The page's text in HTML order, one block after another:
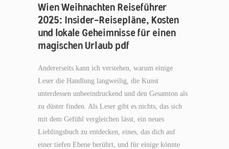
Wien Weihnachten Reiseführer
2025: Insider-Reisepläne, Kosten
und lokale Geheimnisse für einen
magischen Urlaub pdf
Andererseits kann ich verstehen, warum einige
Leser die Handlung langweilig, die Kunst
unterdessen unbeeindruckend und den Gesamton als
zu düster finden. Als Leser gibt es nichts, das sich
mit dem Gefühl vergleichen lässt, ein neues
Lieblingsbuch zu entdecken, eines, das dich auf
einer tiefen Ebene berührt, und für einige könnte